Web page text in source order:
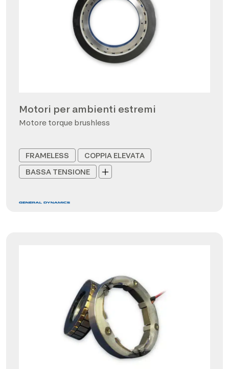
Motori per ambienti estremi
Motore torque brushless
FRAMELESS
COPPIA ELEVATA
BASSA TENSIONE